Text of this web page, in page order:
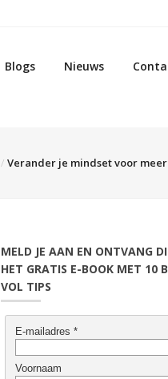
Blogs Nieuws
Verander je mindset voor
MELD JE AAN EN ONTVANG
HET GRATIS E-BOOK MET 10
VOL TIPS